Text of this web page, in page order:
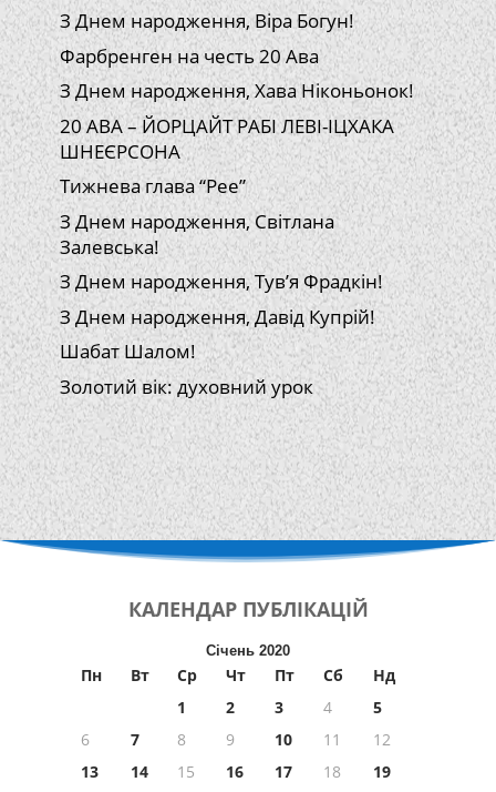
З Днем народження, Віра Богун!
Фарбренген на честь 20 Ава
З Днем народження, Хава Ніконьонок!
20 АВА – ЙОРЦАЙТ РАБІ ЛЕВІ-ІЦХАКА
ШНЕЄРСОНА
Тижнева глава “Рее”
З Днем народження, Світлана
Залевська!
З Днем народження, Тув’я Фрадкін!
З Днем народження, Давід Купрій!
Шабат Шалом!
Золотий вік: духовний урок
КАЛЕНДАР ПУБЛІКАЦІЙ
Січень 2020
Пн Вт Ср Чт Пт Сб
Нд
1
2 3 4
5
6
7 8 9 10 11
12
13
14 15 16 17 18
19